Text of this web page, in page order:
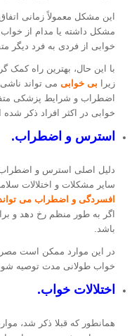
این مشکل معمولاً زمانی
مشکل داشته یا مدام از
خوابی از فردی به فرد دیگر
با این حال، بهترین راه کمک
زیرا بی خوابی می تواند
اضطراب و شرایط پزشکی
خوابی در اکثر افراد ذکر
استرس و اضطراب.
دلیل اصلی استرس و
سایر مشکلات و اختلالات
افسردگی و اضطراب می
اگر به طور منظم رخ دهد و
باشد.
در این موارد ممکن است
خواب طولانی مدت توصیه
اختلالات خواب.
همانطور که قبلا ذکر شد،